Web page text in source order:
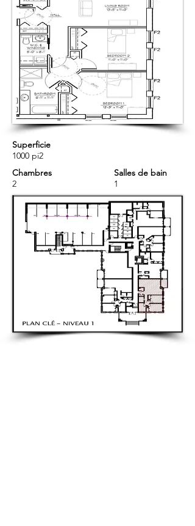
Superficie
1000 pi2
Chambres
2
Salles de bain
1